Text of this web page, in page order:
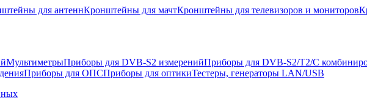
для антеннКронштейны для мачтКронштейны для телевизоров и мониторов
МультиметрыПриборы для DVB-S2 измеренийПриборы для DVB-S2/T2/C
Приборы для ОПСПриборы для оптикиТестеры, генераторы LAN/USB